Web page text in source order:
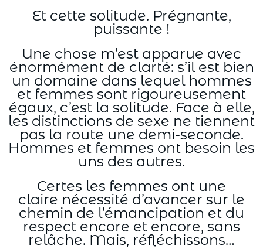
Et cette solitude. Prégnante,
puissante !
Une chose m’est apparue avec
énormément de clarté: s’il est bien
un domaine dans lequel hommes
et femmes sont rigoureusement
égaux, c’est la solitude. Face à elle,
les distinctions de sexe ne tiennent
pas la route une demi-seconde.
Hommes et femmes ont besoin les
uns des autres.
Certes les femmes ont une
claire nécessité d’avancer sur le
chemin de l’émancipation et du
respect encore et encore, sans
relâche. Mais, réfléchissons…